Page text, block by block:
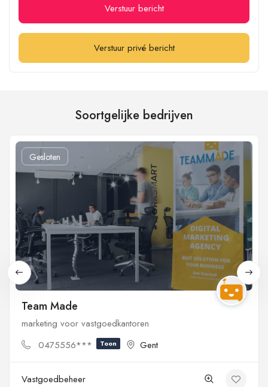
Verstuur bericht
Verstuur privé bericht
Soortgelijke bedrijven
Gesloten
Team Made
marketing voor vastgoedkantoren
0475556***
Toon Gent
Vastgoedbeheer